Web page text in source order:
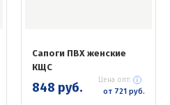
Сапоги ПВХ женские
КЩС
848 руб. Цена опт:
от 721 руб.